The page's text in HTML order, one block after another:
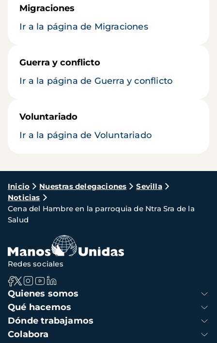
Migraciones
Ir a la página de Migraciones
Guerra y conflicto
Ir a la página de Guerra y conflicto
Voluntariado
Ir a la página de Voluntariado
Ruta
de
navegación
Inicio Nuestras delegaciones
Sevilla
Noticias
Cena del Hambre en la parroquia de Ntra Sra de la
Salud
Navegación
principal
Quienes somos
Qué hacemos
Dónde trabajamos
Colabora
Redes sociales